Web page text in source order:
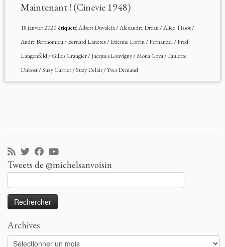
Maintenant ! (Cinevie 1948)
18 janvier 2020étiquetéAlbert Duvaleix/Alexandre Dréan/Alice Tissot/
André Berthomieu/Bernard Lancret/Etienne Lorrin/Fernandel/Fred
Langenfeld/Gilles Grangier/Jacques Louvigny/Mona Goya/Paulette
Dubost/Suzy Carrier/Suzy Delair/Yves Deniaud
Tweets de @michelsanvoisin
Archives
Archives